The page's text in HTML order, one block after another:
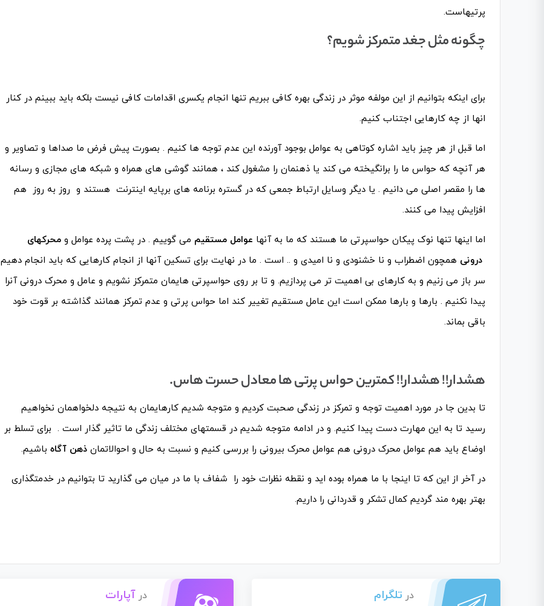
پرتیهاست.
چگونه مثل جغد متمرکز شویم؟
برای اینکه بتوانیم از این مولفه موثر در زندگی بهره کافی ببریم تنها انجام یکسری اقدامات کافی نیست بلکه باید ببینم در کنار
انها از چه کارهایی اجتناب کنیم.
اما قبل از هر چیز باید اشاره کوتاهی به عوامل بوجود آورنده این عدم توجه ها کنیم . بصورت پیش فرض ما صداها و تصاویر و
هر آنچه که حواس ما را برانگیخته می کند یا ذهنمان را مشغول کند ، همانند گوشی های همراه و شبکه های مجازی و رسانه
ها را مقصر اصلی می دانیم . یا دیگر وسایل ارتباط جمعی که در گستره برنامه های برپایه اینترنت هستند و روز به روز هم
افزایش پیدا می کنند.
اما اینها تنها نوک پیکان حواسپرتی ما هستند که ما به آنها عوامل مستقیم می گوییم . در پشت پرده عوامل و محرکهای
درونی همچون اضطراب و نا خشنودی و نا امیدی و .. است . ما در نهایت برای تسکین آنها از انجام کارهایی که باید انجام دهیم
سر باز می زنیم و به کارهای بی اهمیت تر می پردازیم. و تا بر روی حواسپرتی هایمان متمرکز نشویم و عامل و محرک درونی آنرا
پیدا نکنیم . بارها و بارها ممکن است این عامل مستقیم تغییر کند اما حواس پرتی و عدم تمرکز همانند گذاشته بر قوت خود
باقی بماند.
هشدار!! هشدار!! کمترین حواس پرتی ها معادل حسرت هاس.
تا بدین جا در مورد اهمیت توجه و تمرکز در زندگی صحبت کردیم و متوجه شدیم کارهایمان به نتیجه دلخواهمان نخواهیم
رسید تا به این مهارت دست پیدا کنیم. و در ادامه متوجه شدیم در قسمتهای مختلف زندگی ما تاثیر گذار است . برای تسلط بر
اوضاع باید هم عوامل محرک درونی هم عوامل محرک بیرونی را بررسی کنیم و نسبت به حال و احوالاتمان ذهن آگاه باشیم.
در آخر از این که تا اینجا با ما همراه بوده اید و نقطه نظرات خود را شفاف با ما در میان می گذارید تا بتوانیم در خدمتگذاری
بهتر بهره مند گردیم کمال تشکر و قدردانی را داریم.
در تلگرام در آپارات